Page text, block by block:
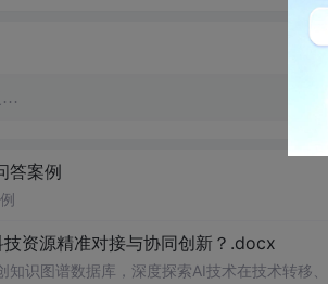
…
答案例
资源精准对接与协同创新？.docx
知识图谱数据库，深度探索AI技术在技术转移